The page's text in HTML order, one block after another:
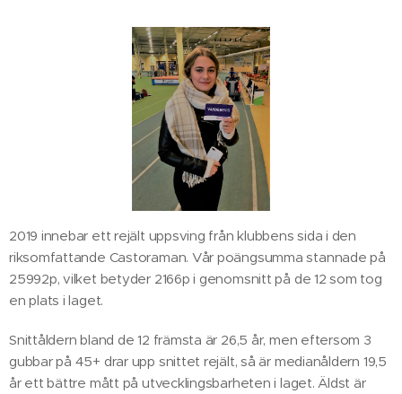
2019 innebar ett rejält uppsving från klubbens sida i den
riksomfattande Castoraman. Vår poängsumma stannade på
25992p, vilket betyder 2166p i genomsnitt på de 12 som tog
en plats i laget.
Snittåldern bland de 12 främsta är 26,5 år, men eftersom 3
gubbar på 45+ drar upp snittet rejält, så är medianåldern 19,5
år ett bättre mått på utvecklingsbarheten i laget. Äldst är